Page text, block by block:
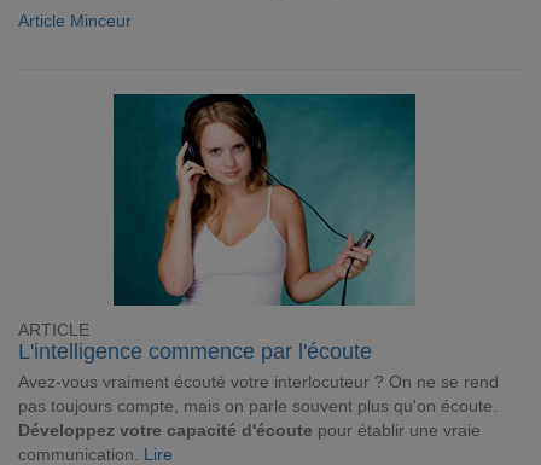
Article Minceur
ARTICLE
L'intelligence commence par l'écoute
Avez-vous vraiment écouté votre interlocuteur ? On ne se rend
pas toujours compte, mais on parle souvent plus qu'on écoute.
Développez votre capacité d'écoute pour établir une vraie
communication. Lire